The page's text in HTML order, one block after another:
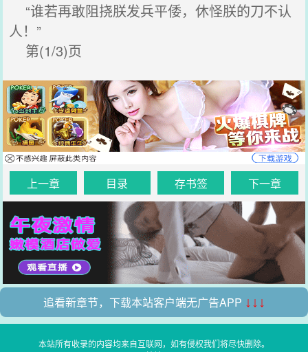
“谁若再敢阻挠朕发兵平倭，休怪朕的刀不认
人！”
第(1/3)页
上一章 目录 存书签 下一章
追看新章节，下载本站客户端无广告APP ↓↓↓
本站所有收录的内容均来自互联网，如有侵权我们将尽快删除。